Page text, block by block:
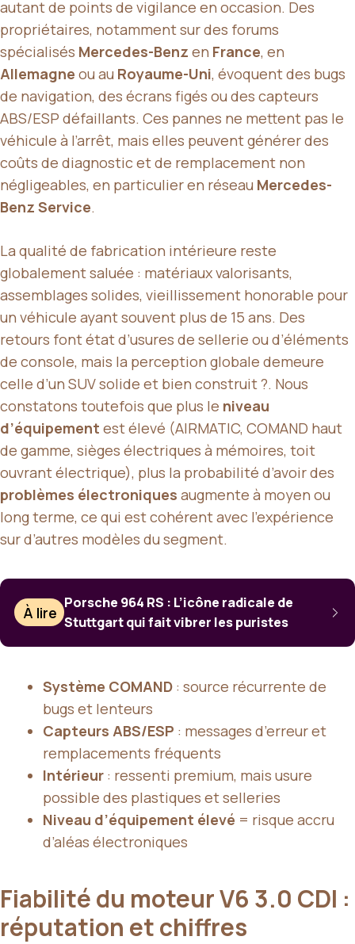
autant de points de vigilance en occasion. Des
propriétaires, notamment sur des forums
spécialisés Mercedes-Benz en France, en
Allemagne ou au Royaume-Uni, évoquent des bugs
de navigation, des écrans figés ou des capteurs
ABS/ESP défaillants. Ces pannes ne mettent pas le
véhicule à l’arrêt, mais elles peuvent générer des
coûts de diagnostic et de remplacement non
négligeables, en particulier en réseau Mercedes-
Benz Service.
La qualité de fabrication intérieure reste
globalement saluée : matériaux valorisants,
assemblages solides, vieillissement honorable pour
un véhicule ayant souvent plus de 15 ans. Des
retours font état d’usures de sellerie ou d’éléments
de console, mais la perception globale demeure
celle d’un SUV solide et bien construit ?. Nous
constatons toutefois que plus le niveau
d’équipement est élevé (AIRMATIC, COMAND haut
de gamme, sièges électriques à mémoires, toit
ouvrant électrique), plus la probabilité d’avoir des
problèmes électroniques augmente à moyen ou
long terme, ce qui est cohérent avec l’expérience
sur d’autres modèles du segment.
À lire
Porsche 964 RS : L’icône radicale de
Stuttgart qui fait vibrer les puristes
Système COMAND : source récurrente de
bugs et lenteurs
Capteurs ABS/ESP : messages d’erreur et
remplacements fréquents
Intérieur : ressenti premium, mais usure
possible des plastiques et selleries
Niveau d’équipement élevé = risque accru
d’aléas électroniques
Fiabilité du moteur V6 3.0 CDI :
réputation et chiffres